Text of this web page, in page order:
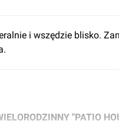
i wszędzie blisko.
"PATIO